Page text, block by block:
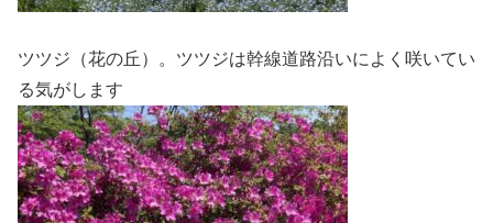
ツツジ（花の丘）。ツツジは幹線道路沿いによく咲いてい
る気がします